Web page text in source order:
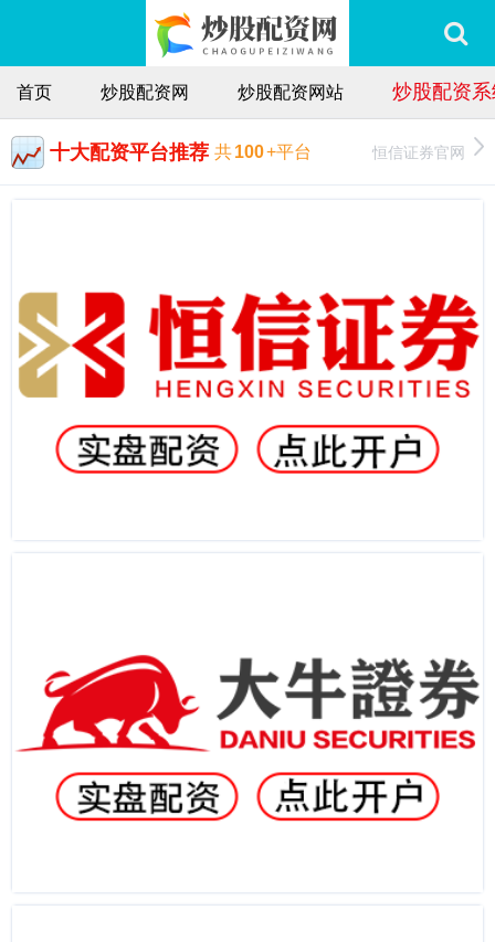
首页 炒股配资网 炒股配资网站 炒股配资
十大配资平台推荐 共100+平台 恒信证券官网